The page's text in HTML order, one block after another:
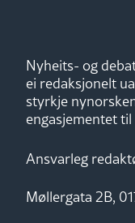
Nyheits- og
ei redaksjonelt
styrkje
engasjementet til
Ansvarleg
Møllergata 2B,